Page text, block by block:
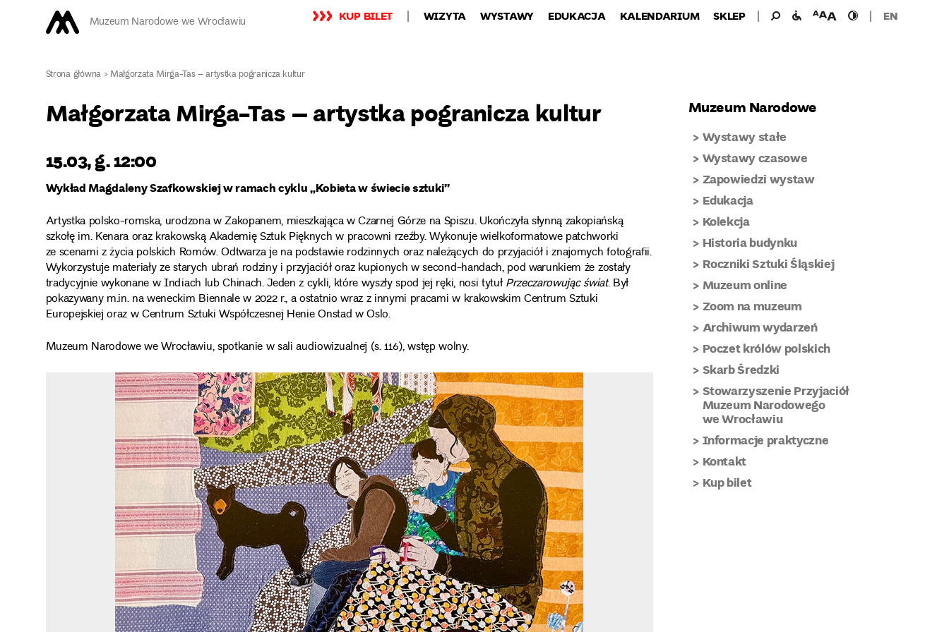
Muzeum Narodowe we Wrocławiu KUP BILET WIZYTA WYSTAWY EDUKACJA KALENDARIUM SKLEP Wyszukaj
Wyszukiwanie
dla:
udogodnieniawielkość
czcionki
wysoki
kontrast
EN
Strona główna>Małgorzata Mirga-Tas – artystka pogranicza kultur
Małgorzata Mirga-Tas – artystka pogranicza kultur
15.03, g. 12:00
Wykład Magdaleny Szafkowskiej w ramach cyklu „Kobieta w świecie sztuki”
Artystka polsko-romska, urodzona w Zakopanem, mieszkająca w Czarnej Górze na Spiszu. Ukończyła słynną zakopiańską
szkołę im. Kenara oraz krakowską Akademię Sztuk Pięknych w pracowni rzeźby. Wykonuje wielkoformatowe patchworki
ze scenami z życia polskich Romów. Odtwarza je na podstawie rodzinnych oraz należących do przyjaciół i znajomych fotografii.
Wykorzystuje materiały ze starych ubrań rodziny i przyjaciół oraz kupionych w second-handach, pod warunkiem że zostały
tradycyjnie wykonane w Indiach lub Chinach. Jeden z cykli, które wyszły spod jej ręki, nosi tytułPrzeczarowując świat. Był
pokazywany m.in. na weneckim Biennale w 2022 r., a ostatnio wraz z innymi pracami w krakowskim Centrum Sztuki
Europejskiej oraz w Centrum Sztuki Współczesnej Henie Onstad w Oslo.
Muzeum Narodowe we Wrocławiu, spotkanie w sali audiowizualnej (s. 116), wstęp wolny.
Muzeum Narodowe
Wystawy stałe
Wystawy czasowe
Zapowiedzi wystaw
Edukacja
Kolekcja
Historia budynku
Roczniki Sztuki Śląskiej
Muzeum online
Zoom na muzeum
Archiwum wydarzeń
Poczet królów polskich
Skarb Średzki
Stowarzyszenie Przyjaciół
Muzeum Narodowego
we Wrocławiu
Informacje praktyczne
Kontakt
Kup bilet